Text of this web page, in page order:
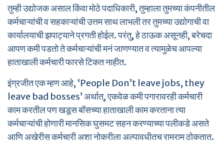
तुम्ही उद्योजक असाल किंवा मोठे पदाधिकारी, तुम्हाला तुमच्या कंपनीतील
कर्मचाऱ्यांची व सहकाऱ्यांची उत्तम साथ लाभली तर तुमच्या उद्योगाची वा
कार्यालयाची झपाट्याने प्रगती होईल. परंतु, हे ठाऊक असूनही, बरेचदा
आपण कमी पडतो ते कर्मचाऱ्यांची मनं जाणण्यात व त्यामुळेच आपल्या
हाताखाली कर्मचारी फारसे टिकत नाहीत.
इंग्रजीत एक म्हण आहे, ‘People Don’t leave jobs, they
leave bad bosses’ अर्थात्, एकवेळ कमी पगारावरही कर्मचारी
काम करतील पण खडूस बॉसच्या हाताखाली काम करताना त्या
कर्मचाऱ्यांची होणारी मानसिक घुसमट सहन करण्याच्या पलीकडे असते
आणि अखेरीस कर्मचारी अशा नोकरीला अल्पावधीतच रामराम ठोकतात.